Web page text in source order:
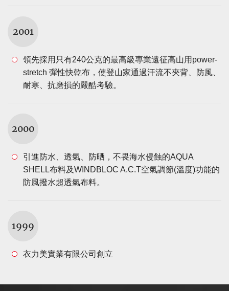
2001
領先採用只有240公克的最高級專業遠征高山用power-
stretch 彈性快乾布，使登山家通過汗流不夾背、防風、
耐寒、抗磨損的嚴酷考驗。
2000
引進防水、透氣、防晒，不畏海水侵蝕的AQUA
SHELL布料及WINDBLOC A.C.T空氣調節(溫度)功能的
防風撥水超透氣布料。
1999
衣力美實業有限公司創立